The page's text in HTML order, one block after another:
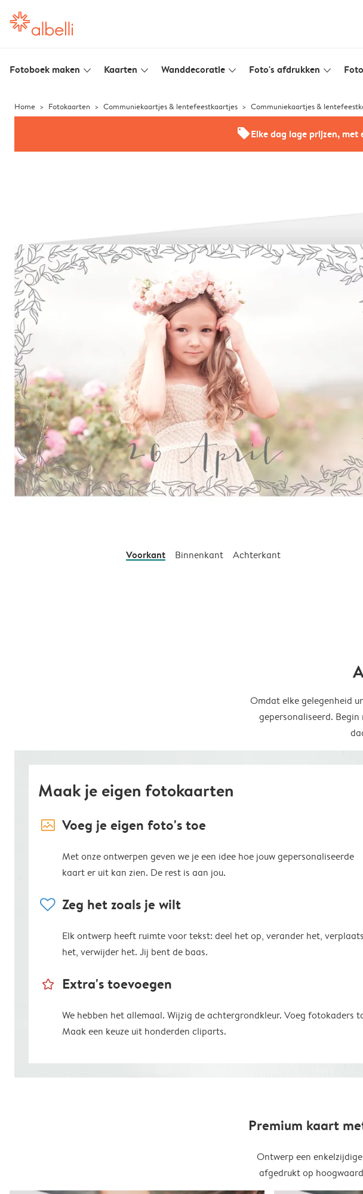
Fotoboek maken slim_arrow_down Kaarten slim_arrow_down Wanddecoratie slim_arrow_down Foto's afdrukken slim_arrow_down
Home Fotokaarten Communiekaartjes & lentefeestkaartjes Communiekaartjes &
offersElke dag lage prijzen,
Voorkant Binnenkant Achterkant
Omdat elke gelegenheid
gepersonaliseerd.
Maak je eigen fotokaarten
image_placeholder Voeg je eigen foto's toe
Met onze ontwerpen geven we je een idee hoe jouw gepersonaliseerde
kaart er uit kan zien. De rest is aan jou.
heart Zeg het zoals je wilt
Elk ontwerp heeft ruimte voor tekst: deel het op, verander het, verplaats
het, verwijder het. Jij bent de baas.
star_outline Extra's toevoegen
We hebben het allemaal. Wijzig de achtergrondkleur. Voeg fotokaders
Maak een keuze uit honderden cliparts.
Premium kaart
Ontwerp een
afgedrukt op